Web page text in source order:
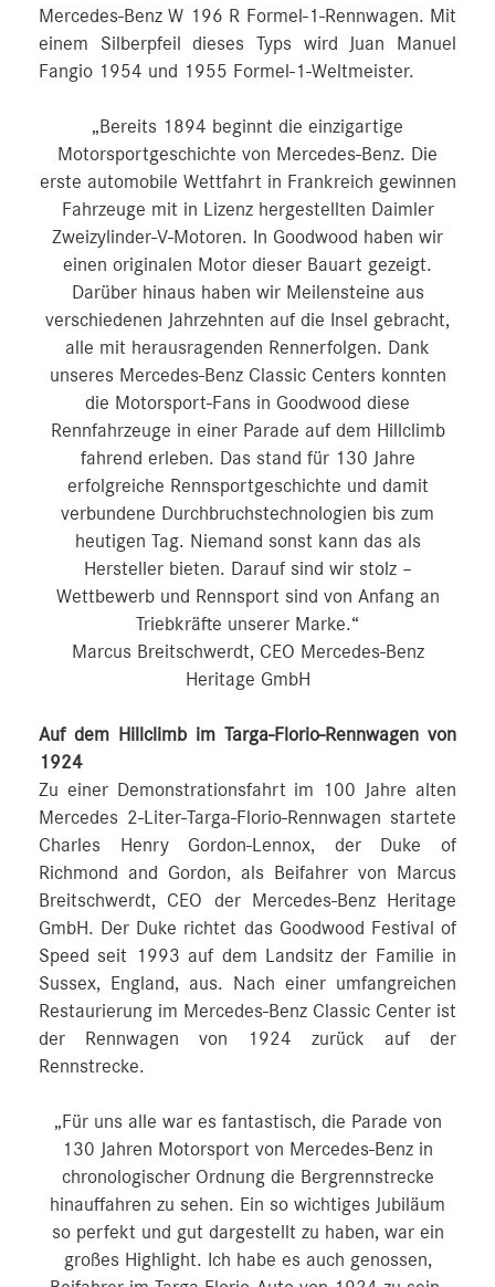
Mercedes-Benz W 196 R Formel-1-Rennwagen. Mit
einem Silberpfeil dieses Typs wird Juan Manuel
Fangio 1954 und 1955 Formel-1-Weltmeister.
„Bereits 1894 beginnt die einzigartige
Motorsportgeschichte von Mercedes-Benz. Die
erste automobile Wettfahrt in Frankreich gewinnen
Fahrzeuge mit in Lizenz hergestellten Daimler
Zweizylinder-V-Motoren. In Goodwood haben wir
einen originalen Motor dieser Bauart gezeigt.
Darüber hinaus haben wir Meilensteine aus
verschiedenen Jahrzehnten auf die Insel gebracht,
alle mit herausragenden Rennerfolgen. Dank
unseres Mercedes-Benz Classic Centers konnten
die Motorsport-Fans in Goodwood diese
Rennfahrzeuge in einer Parade auf dem Hillclimb
fahrend erleben. Das stand für 130 Jahre
erfolgreiche Rennsportgeschichte und damit
verbundene Durchbruchstechnologien bis zum
heutigen Tag. Niemand sonst kann das als
Hersteller bieten. Darauf sind wir stolz –
Wettbewerb und Rennsport sind von Anfang an
Triebkräfte unserer Marke.“
Marcus Breitschwerdt, CEO Mercedes-Benz
Heritage GmbH
Auf dem Hillclimb im Targa-Florio-Rennwagen von
1924
Zu einer Demonstrationsfahrt im 100 Jahre alten
Mercedes 2-Liter-Targa-Florio-Rennwagen startete
Charles Henry Gordon-Lennox, der Duke of
Richmond and Gordon, als Beifahrer von Marcus
Breitschwerdt, CEO der Mercedes-Benz Heritage
GmbH. Der Duke richtet das Goodwood Festival of
Speed seit 1993 auf dem Landsitz der Familie in
Sussex, England, aus. Nach einer umfangreichen
Restaurierung im Mercedes-Benz Classic Center ist
der Rennwagen von 1924 zurück auf der
Rennstrecke.
„Für uns alle war es fantastisch, die Parade von
130 Jahren Motorsport von Mercedes-Benz in
chronologischer Ordnung die Bergrennstrecke
hinauffahren zu sehen. Ein so wichtiges Jubiläum
so perfekt und gut dargestellt zu haben, war ein
großes Highlight. Ich habe es auch genossen,